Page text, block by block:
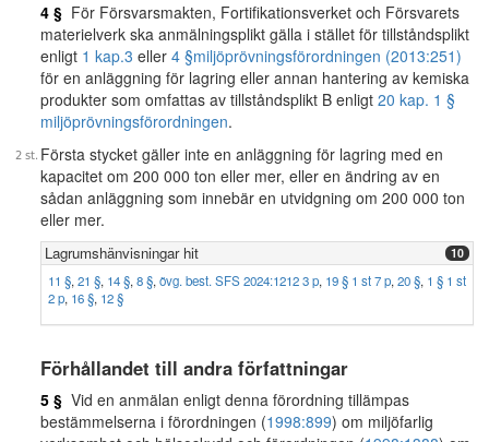
4 § För Försvarsmakten, Fortifikationsverket och Försvarets
materielverk ska anmälningsplikt gälla i stället för tillståndsplikt
enligt 1 kap.3 eller 4 §miljöprövningsförordningen (2013:251)
för en anläggning för lagring eller annan hantering av kemiska
produkter som omfattas av tillståndsplikt B enligt 20 kap. 1 §
miljöprövningsförordningen.
Första stycket gäller inte en anläggning för lagring med en
kapacitet om 200 000 ton eller mer, eller en ändring av en
sådan anläggning som innebär en utvidgning om 200 000 ton
eller mer.
Lagrumshänvisningar hit 10
11 §, 21 §, 14 §, 8 §, övg. best. SFS 2024:1212 3 p, 19 § 1 st 7 p, 20 §, 1 § 1 st
2 p, 16 §, 12 §
Förhållandet till andra författningar
5 § Vid en anmälan enligt denna förordning tillämpas
bestämmelserna i förordningen (1998:899) om miljöfarlig